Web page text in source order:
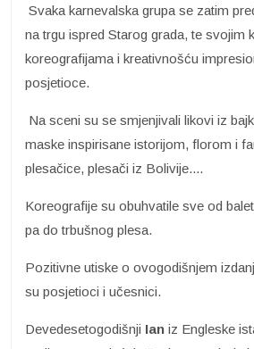
Svaka karnevalska grupa se zatim
na trgu ispred Starog grada, te svojim
koreografijama i kreativnošću
posjetioce.
Na sceni su se smjenjivali likovi iz
maske inspirisane istorijom, florom i
plesačice, plesači iz Bolivije....
Koreografije su obuhvatile sve od
pa do trbušnog plesa.
Pozitivne utiske o ovogodišnjem
su posjetioci i učesnici.
Devedesetogodišnji Ian iz Engleske